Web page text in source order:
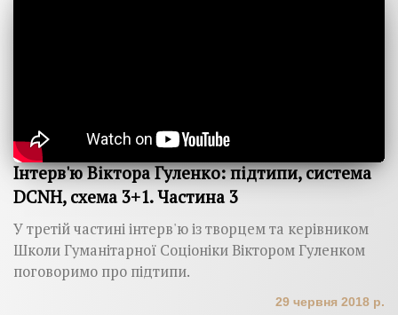
Інтерв'ю Віктора Гуленко: підтипи, система
DCNH, схема 3+1. Частина 3
У третій частині інтерв'ю із творцем та керівником
Школи Гуманітарної Соціоніки Віктором Гуленком
поговоримо про підтипи.
29 червня 2018 р.